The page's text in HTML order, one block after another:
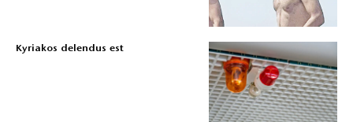
Kyriakos delendus est